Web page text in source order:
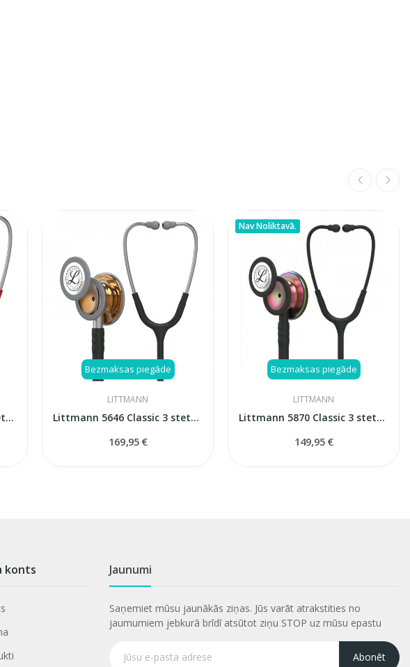
Littmann 5627 Classic 3 stetoskops
Bezmaksas piegāde
LITTMANN
Littmann 5646 Classic 3 stetoskops
169,95 €
Bezmaksas piegāde
Nav Noliktavā.
LITTMANN
Littmann 5870 Classic 3 stetoskops
149,95 €
konts Jaunumi
Saņemiet mūsu jaunākās ziņas. Jūs varāt atrakstities no
jaumumiem jebkurā brīdī atsūtot ziņu STOP uz mūsu epastu
Abonēt